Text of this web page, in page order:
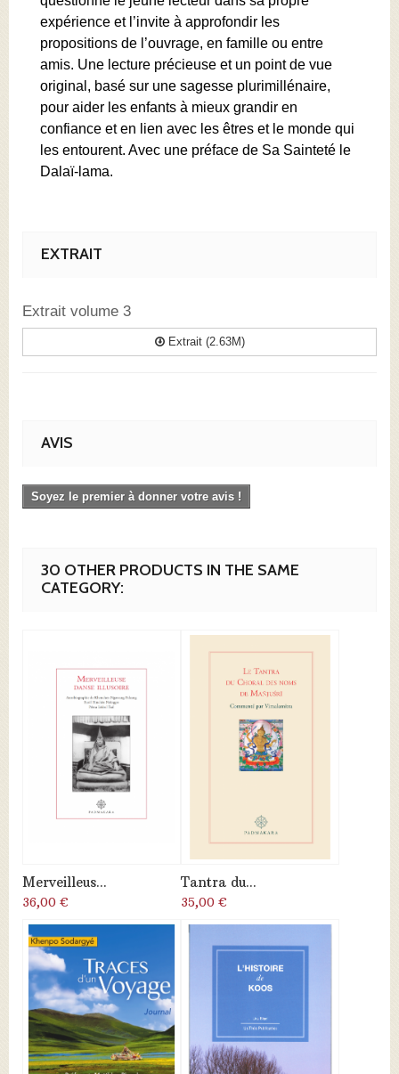
expérience et l’invite à approfondir les
propositions de l’ouvrage, en famille ou entre
amis. Une lecture précieuse et un point de vue
original, basé sur une sagesse plurimillénaire,
pour aider les enfants à mieux grandir en
confiance et en lien avec les êtres et le monde qui
les entourent. Avec une préface de Sa Sainteté le
Dalaï-lama.
EXTRAIT
Extrait volume 3
Extrait (2.63M)
AVIS
Soyez le premier à donner votre avis !
30 OTHER PRODUCTS IN THE SAME
CATEGORY:
Merveilleus...
36,00 €
Tantra du...
35,00 €